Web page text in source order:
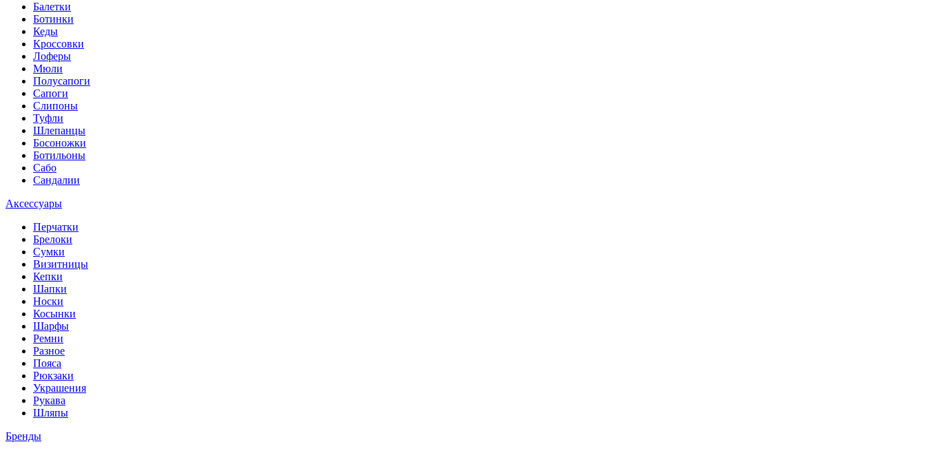
Балетки
Ботинки
Кеды
Кроссовки
Лоферы
Мюли
Полусапоги
Сапоги
Слипоны
Туфли
Шлепанцы
Босоножки
Ботильоны
Сабо
Сандалии
Аксессуары
Перчатки
Брелоки
Сумки
Визитницы
Кепки
Шапки
Носки
Косынки
Шарфы
Ремни
Разное
Пояса
Рюкзаки
Украшения
Рукава
Шляпы
Бренды